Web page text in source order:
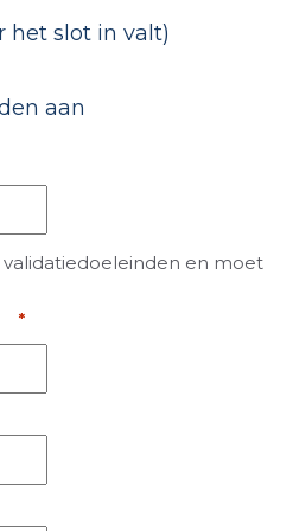
het slot in valt)
aan
en moet
*